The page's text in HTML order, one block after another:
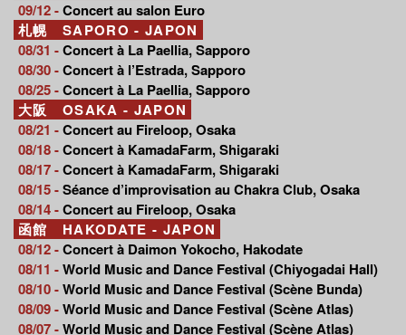
09/12 -Concert au salon Euro
札幌 SAPORO - JAPON
08/31 -Concert à La Paellia, Sapporo
08/30 -Concert à l’Estrada, Sapporo
08/25 -Concert à La Paellia, Sapporo
大阪 OSAKA - JAPON
08/21 -Concert au Fireloop, Osaka
08/18 -Concert à KamadaFarm, Shigaraki
08/17 -Concert à KamadaFarm, Shigaraki
08/15 -Séance d’improvisation au Chakra Club, Osaka
08/14 -Concert au Fireloop, Osaka
函館 HAKODATE - JAPON
08/12 -Concert à Daimon Yokocho, Hakodate
08/11 -World Music and Dance Festival (Chiyogadai Hall)
08/10 -World Music and Dance Festival (Scène Bunda)
08/09 -World Music and Dance Festival (Scène Atlas)
08/07 -World Music and Dance Festival (Scène Atlas)